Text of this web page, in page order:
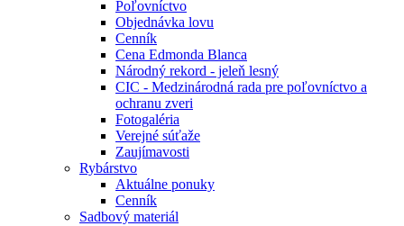
Poľovníctvo
Objednávka lovu
Cenník
Cena Edmonda Blanca
Národný rekord - jeleň lesný
CIC - Medzinárodná rada pre poľovníctvo a
ochranu zveri
Fotogaléria
Verejné súťaže
Zaujímavosti
Rybárstvo
Aktuálne ponuky
Cenník
Sadbový materiál